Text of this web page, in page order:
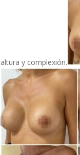
altura y complexión.